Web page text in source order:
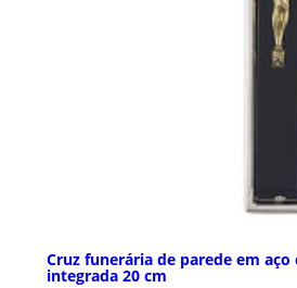
Cruz funerária de parede em
integrada 20 cm